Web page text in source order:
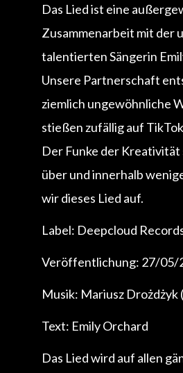
Das Lied ist eine
Zusammenarbeit mit der
talentierten Sängerin
Unsere Partnerschaft
ziemlich ungewöhnliche
stießen zufällig auf
Der Funke der
über und innerhalb
wir dieses Lied auf.
Label: Deepcloud
Veröffentlichung: 27/05/
Musik: Mariusz Drożdżyk
Text: Emily Orchard
Das Lied wird auf allen